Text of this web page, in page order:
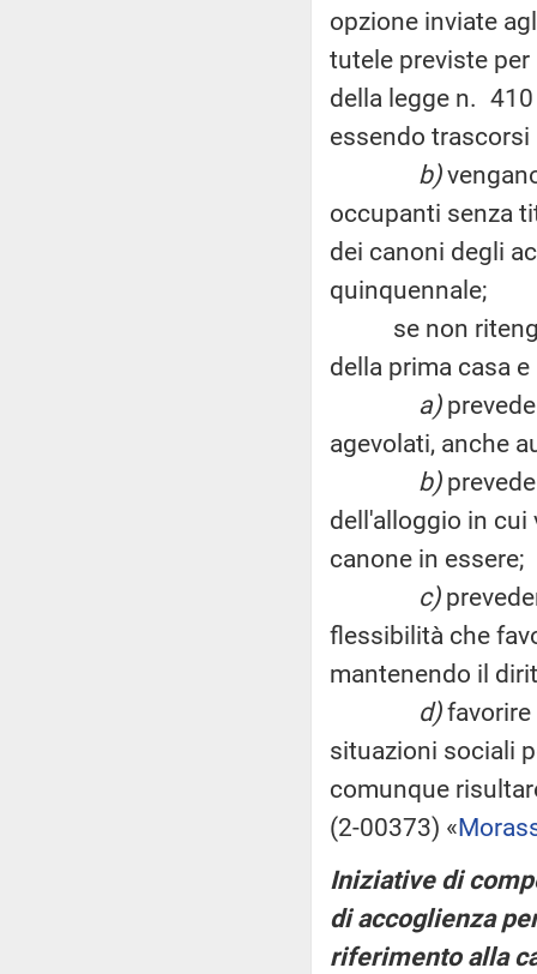
opzione inviate
tutele previste
della legge n.
essendo trascorsi
b)
occupanti senza
dei canoni degli
quinquennale;
se non ritenga
della prima casa
a)
agevolati, anche
b)
dell'alloggio in
canone in essere;
c)
flessibilità che
mantenendo il
d)favorire
situazioni sociali
comunque
(2-00373) «
Iniziative di
di accoglienza
riferimento alla